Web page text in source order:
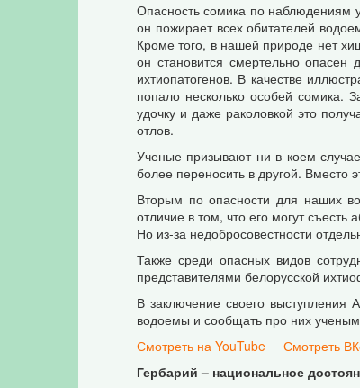
Опасность сомика по наблюдениям
он пожирает всех обитателей
Кроме того, в нашей природе нет
он становится смертельно
ихтиопатогенов. В качестве
попало несколько особей сомика.
удочку и даже раколовкой это
отлов.
Ученые призывают ни в коем
более переносить в другой. Вместо
Вторым по опасности для наших
отличие в том, что его могут
Но из-за недобросовестности
Также среди опасных видов
представителями белорусской
В заключение своего выступления
водоемы и сообщать про них
Смотреть на YouTube
Смотреть
Гербарий – национальное